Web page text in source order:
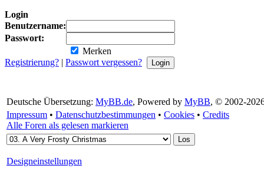
Login
Benutzername:
Passwort:
Merken
Registrierung? | Passwort vergessen?
Deutsche Übersetzung: MyBB.de, Powered by MyBB, © 2002-
Impressum • Datenschutzbestimmungen • Cookies • Credits
Alle Foren als gelesen markieren
Designeinstellungen